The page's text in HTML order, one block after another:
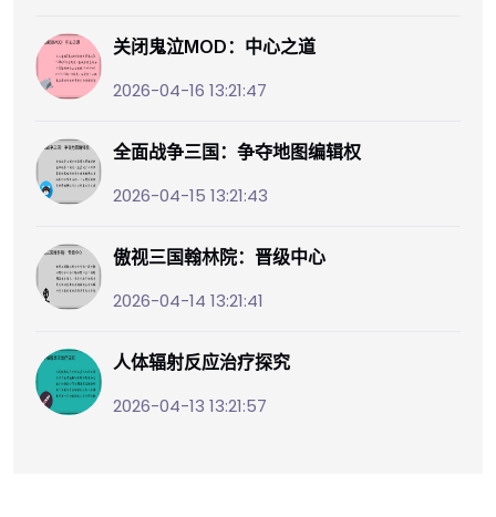
关闭鬼泣MOD：中心之道
2026-04-16 13:21:47
全面战争三国：争夺地图编辑权
2026-04-15 13:21:43
傲视三国翰林院：晋级中心
2026-04-14 13:21:41
人体辐射反应治疗探究
2026-04-13 13:21:57